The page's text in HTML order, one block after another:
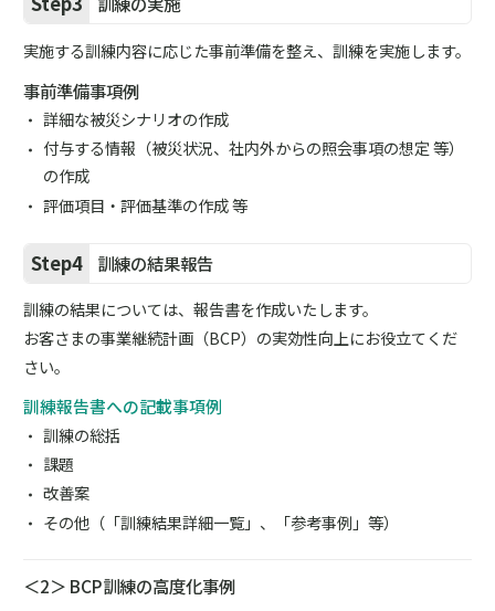
実施する訓練内容に応じた事前準備を整え、訓練を実施します。
事前準備事項例
詳細な被災シナリオの作成
付与する情報（被災状況、社内外からの照会事項の想定 等）
の作成
評価項目・評価基準の作成 等
Step4 訓練の結果報告
訓練の結果については、報告書を作成いたします。
お客さまの事業継続計画（BCP）の実効性向上にお役立てくだ
さい。
訓練報告書への記載事項例
訓練の総括
課題
改善案
その他（「訓練結果詳細一覧」、「参考事例」等）
＜2＞ BCP訓練の高度化事例